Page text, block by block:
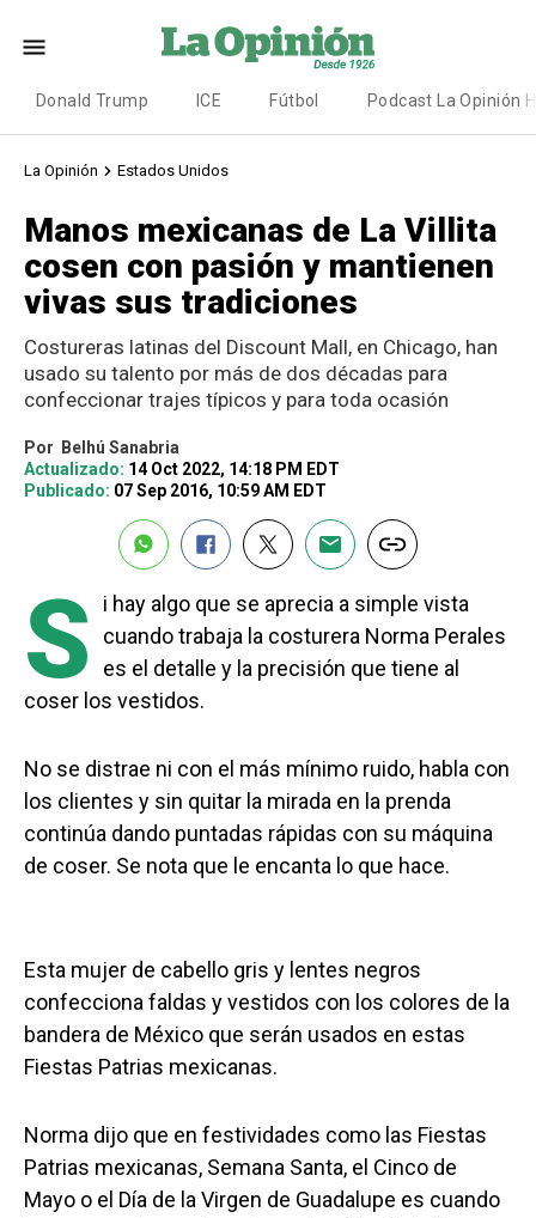
Donald Trump ICE Fútbol Podcast La Opinión
La Opinión Estados Unidos
Manos mexicanas de La Villita
cosen con pasión y mantienen
vivas sus tradiciones
Costureras latinas del Discount Mall, en Chicago, han
usado su talento por más de dos décadas para
confeccionar trajes típicos y para toda ocasión
Por
Belhú Sanabria
Actualizado: 14 Oct 2022, 14:18 PM EDT
Publicado: 07 Sep 2016, 10:59 AM EDT
S
i hay algo que se aprecia a simple vista
cuando trabaja la costurera Norma Perales
es el detalle y la precisión que tiene al
coser los vestidos.
No se distrae ni con el más mínimo ruido, habla con
los clientes y sin quitar la mirada en la prenda
continúa dando puntadas rápidas con su máquina
de coser. Se nota que le encanta lo que hace.
Esta mujer de cabello gris y lentes negros
confecciona faldas y vestidos con los colores de la
bandera de México que serán usados en estas
Fiestas Patrias mexicanas.
Norma dijo que en festividades como las Fiestas
Patrias mexicanas, Semana Santa, el Cinco de
Mayo o el Día de la Virgen de Guadalupe es cuando